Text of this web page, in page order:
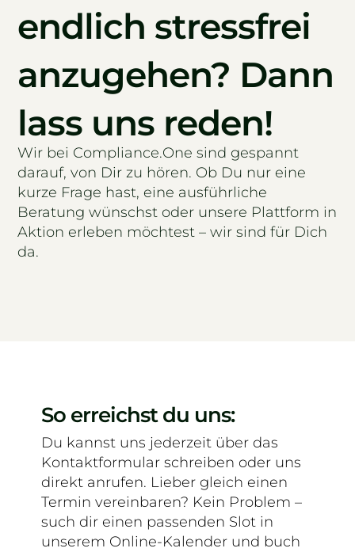
endlich stressfrei
anzugehen? Dann
lass uns reden!
Wir bei Compliance.One sind gespannt
darauf, von Dir zu hören. Ob Du nur eine
kurze Frage hast, eine ausführliche
Beratung wünschst oder unsere Plattform in
Aktion erleben möchtest – wir sind für Dich
da.
So erreichst du uns:
Du kannst uns jederzeit über das
Kontaktformular schreiben oder uns
direkt anrufen. Lieber gleich einen
Termin vereinbaren? Kein Problem –
such dir einen passenden Slot in
unserem Online-Kalender und buch